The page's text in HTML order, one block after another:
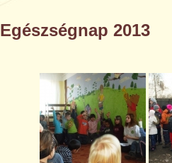
Egészségnap 2013